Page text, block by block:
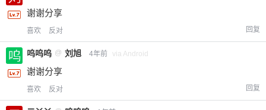
谢谢分享
喜欢 反对 回复
呜呜呜 @ 刘旭 4年前 via Android
谢谢分享
喜欢 反对 回复